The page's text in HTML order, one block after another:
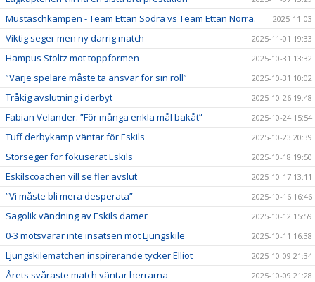
Mustaschkampen - Team Ettan Södra vs Team Ettan Norra. 2025-11-03
Viktig seger men ny darrig match 2025-11-01 19:33
Hampus Stoltz mot toppformen 2025-10-31 13:32
”Varje spelare måste ta ansvar för sin roll” 2025-10-31 10:02
Tråkig avslutning i derbyt 2025-10-26 19:48
Fabian Velander: ”För många enkla mål bakåt” 2025-10-24 15:54
Tuff derbykamp väntar för Eskils 2025-10-23 20:39
Storseger för fokuserat Eskils 2025-10-18 19:50
Eskilscoachen vill se fler avslut 2025-10-17 13:11
”Vi måste bli mera desperata” 2025-10-16 16:46
Sagolik vändning av Eskils damer 2025-10-12 15:59
0-3 motsvarar inte insatsen mot Ljungskile 2025-10-11 16:38
Ljungskilematchen inspirerande tycker Elliot 2025-10-09 21:34
Årets svåraste match väntar herrarna 2025-10-09 21:28